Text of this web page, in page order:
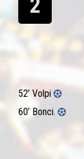
2
52’ Volpi
60’ Bonci.